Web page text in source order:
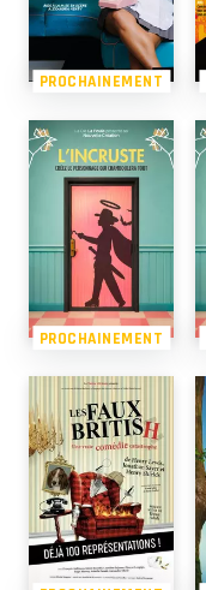
PROCHAINEMENT
PROCHAINEMENT